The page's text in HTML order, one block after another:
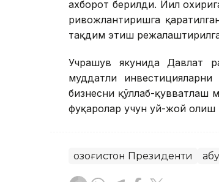
ахборот берилди. Йил
ривожлантиришга
тақдим этиш
Учрашув якунида Давлат
муддатли
бизнесни қўллаб-қувватлаш
фуқаролар учун уй-жой олиш
Қозоғистон Президенти